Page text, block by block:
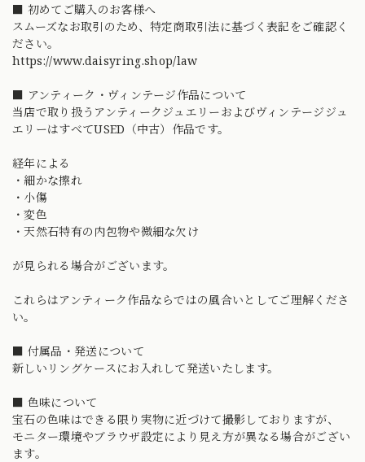
■ 初めてご購入のお客様へ
スムーズなお取引のため、特定商取引法に基づく表記をご確認く
ださい。
https://www.daisyring.shop/law
■ アンティーク・ヴィンテージ作品について
当店で取り扱うアンティークジュエリーおよびヴィンテージジュ
エリーはすべてUSED（中古）作品です。
経年による
・細かな擦れ
・小傷
・変色
・天然石特有の内包物や微細な欠け
が見られる場合がございます。
これらはアンティーク作品ならではの風合いとしてご理解くださ
い。
■ 付属品・発送について
新しいリングケースにお入れして発送いたします。
■ 色味について
宝石の色味はできる限り実物に近づけて撮影しておりますが、
モニター環境やブラウザ設定により見え方が異なる場合がござい
ます。